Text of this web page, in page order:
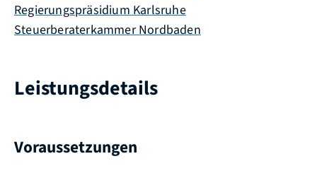
Regierungspräsidium Karlsruhe
Steuerberaterkammer Nordbaden
Leistungsdetails
Voraussetzungen